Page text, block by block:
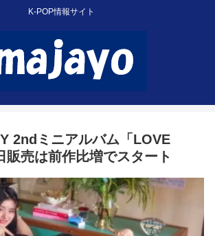
K-POP情報サイト
2ndミニアルバム「LOVE
販売は前作比増でスタート